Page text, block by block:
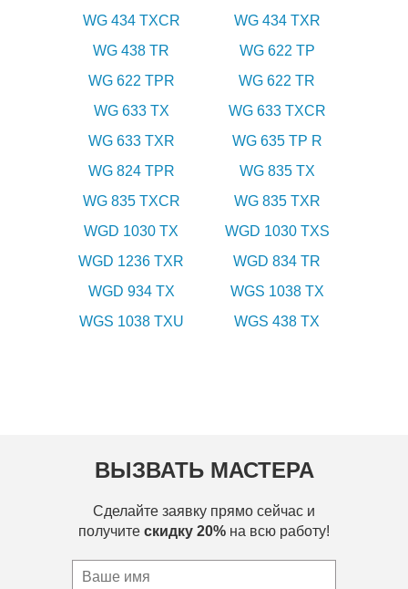
WG 434 TXCR
WG 434 TXR
WG 438 TR
WG 622 TP
WG 622 TPR
WG 622 TR
WG 633 TX
WG 633 TXCR
WG 633 TXR
WG 635 TP R
WG 824 TPR
WG 835 TX
WG 835 TXCR
WG 835 TXR
WGD 1030 TX
WGD 1030 TXS
WGD 1236 TXR
WGD 834 TR
WGD 934 TX
WGS 1038 TX
WGS 1038 TXU
WGS 438 TX
ВЫЗВАТЬ МАСТЕРА
Сделайте заявку прямо сейчас и
получите скидку 20% на всю работу!